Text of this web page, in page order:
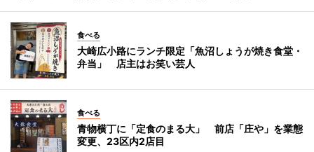
食べる
大崎広小路にランチ限定「魚沼しょうが焼き食堂・
弁当」 店主はお笑い芸人
食べる
青物横丁に「定食のまる大」 前店「庄や」を業態
変更、23区内2店目